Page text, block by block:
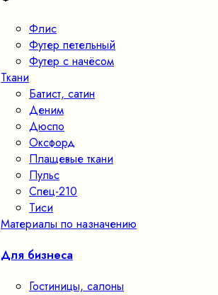
Флис
Футер петельный
Футер с начёсом
Ткани
Батист, сатин
Деним
Дюспо
Оксфорд
Плащевые ткани
Пульс
Спец-210
Тиси
Материалы по назначению
Для бизнеса
Гостиницы, салоны